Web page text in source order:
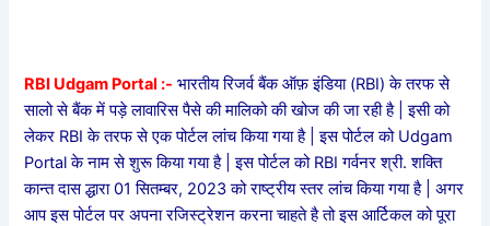
RBI Udgam Portal :- भारतीय रिजर्व बैंक ऑफ़ इंडिया (RBI) के तरफ से
सालो से बैंक में पड़े लावारिस पैसे की मालिको की खोज की जा रही है | इसी को
लेकर RBI के तरफ से एक पोर्टल लांच किया गया है | इस पोर्टल को Udgam
Portal के नाम से शुरू किया गया है | इस पोर्टल को RBI गर्वनर श्री. शक्ति
कान्त दास द्धारा 01 सितम्बर, 2023 को राष्ट्रीय स्तर लांच किया गया है | अगर
आप इस पोर्टल पर अपना रजिस्ट्रेशन करना चाहते है तो इस आर्टिकल को पूरा